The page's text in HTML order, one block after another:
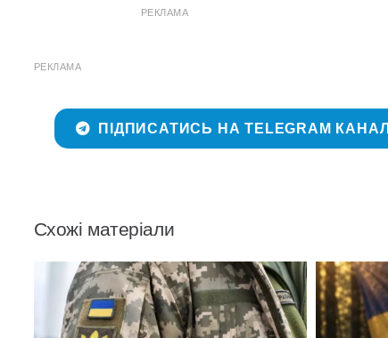
РЕКЛАМА
РЕКЛАМА
ПІДПИСАТИСЬ НА TELEGRAM КАНАЛ
Схожі матеріали